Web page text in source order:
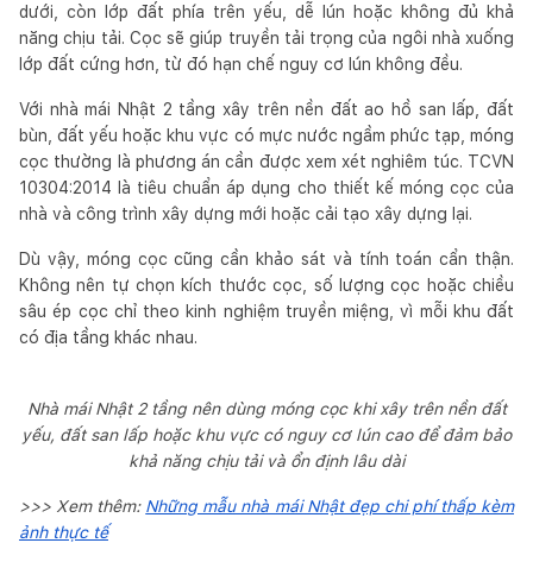
dưới, còn lớp đất phía trên yếu, dễ lún hoặc không đủ khả
năng chịu tải. Cọc sẽ giúp truyền tải trọng của ngôi nhà xuống
lớp đất cứng hơn, từ đó hạn chế nguy cơ lún không đều.
Với nhà mái Nhật 2 tầng xây trên nền đất ao hồ san lấp, đất
bùn, đất yếu hoặc khu vực có mực nước ngầm phức tạp, móng
cọc thường là phương án cần được xem xét nghiêm túc. TCVN
10304:2014 là tiêu chuẩn áp dụng cho thiết kế móng cọc của
nhà và công trình xây dựng mới hoặc cải tạo xây dựng lại.
Dù vậy, móng cọc cũng cần khảo sát và tính toán cẩn thận.
Không nên tự chọn kích thước cọc, số lượng cọc hoặc chiều
sâu ép cọc chỉ theo kinh nghiệm truyền miệng, vì mỗi khu đất
có địa tầng khác nhau.
Nhà mái Nhật 2 tầng nên dùng móng cọc khi xây trên nền đất
yếu, đất san lấp hoặc khu vực có nguy cơ lún cao để đảm bảo
khả năng chịu tải và ổn định lâu dài
>>> Xem thêm: Những mẫu nhà mái Nhật đẹp chi phí thấp kèm
ảnh thực tế